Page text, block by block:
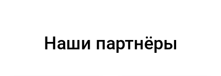
Наши партнёры